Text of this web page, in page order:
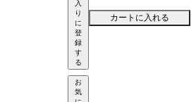
入
り
に
登
録
す
る
カートに入れる
お
気